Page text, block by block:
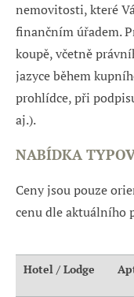
nemovitosti, které
finančním úřadem.
koupě, včetně
jazyce během
prohlídce, při
aj.).
NABÍDKA
Ceny jsou pouze
cenu dle aktuálního
Hotel / Lodge